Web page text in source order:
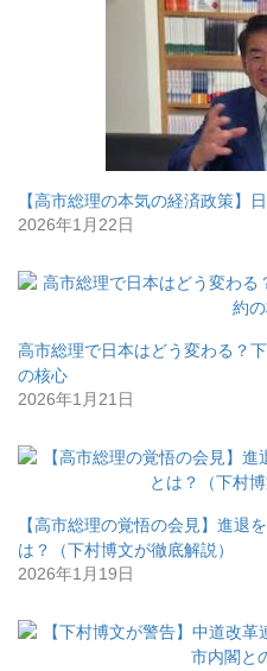
【高市総理の本気の経済政策】
2026年1月22日
高市総理で日本はどう変わる？
の核心
2026年1月21日
【高市総理の覚悟の会見】進退
は？（下村博文が徹底解説）
2026年1月19日